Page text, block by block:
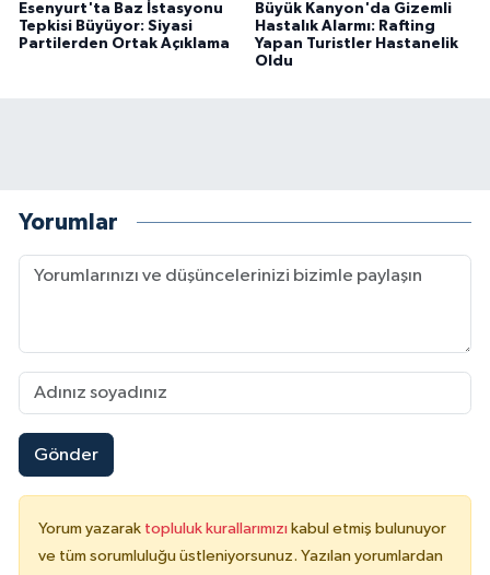
Esenyurt'ta Baz İstasyonu
Tepkisi Büyüyor: Siyasi
Partilerden Ortak Açıklama
Büyük Kanyon'da Gizemli
Hastalık Alarmı: Rafting
Yapan Turistler Hastanelik
Oldu
Yorumlar
Gönder
Yorum yazarak topluluk kurallarımızı kabul etmiş bulunuyor
ve tüm sorumluluğu üstleniyorsunuz. Yazılan yorumlardan